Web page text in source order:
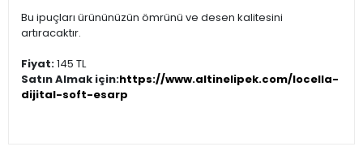
Bu ipuçları ürününüzün ömrünü ve desen kalitesini
artıracaktır.
Fiyat:145 TL
Satın Almak için:https://www.altinelipek.com/locella-
dijital-soft-esarp